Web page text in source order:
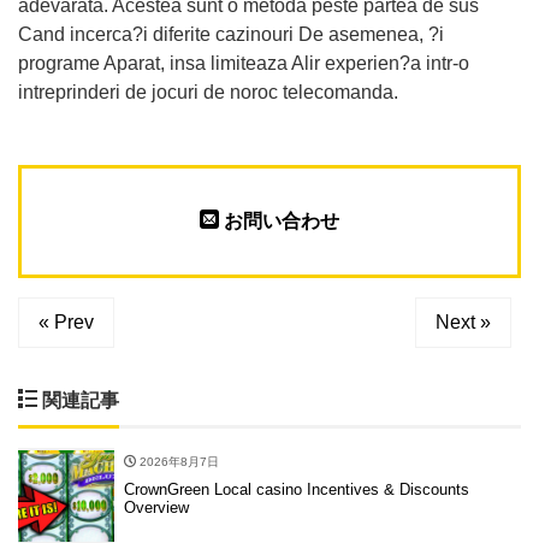
adevarata. Acestea sunt o metoda peste partea de sus
Cand incerca?i diferite cazinouri De asemenea, ?i
programe Aparat, insa limiteaza Alir experien?a intr-o
intreprinderi de jocuri de noroc telecomanda.
お問い合わせ
« Prev Next »
関連記事
2026年8月7日
CrownGreen Local casino Incentives & Discounts
Overview